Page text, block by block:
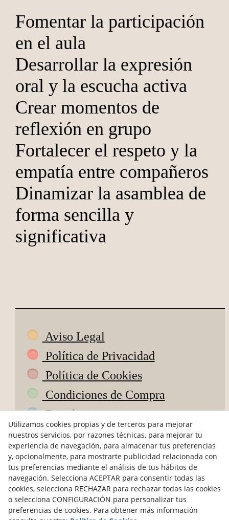
Fomentar la participación
en el aula
Desarrollar la expresión
oral y la escucha activa
Crear momentos de
reflexión en grupo
Fortalecer el respeto y la
empatía entre compañeros
Dinamizar la asamblea de
forma sencilla y
significativa
Aviso Legal
Política de Privacidad
Política de Cookies
Condiciones de Compra
Devoluciones
ODR
hola@petitsdepoble.com
@petits_de_poble
Pagos seguros
Utilizamos cookies propias y de terceros para mejorar
nuestros servicios, por razones técnicas, para mejorar tu
experiencia de navegación, para almacenar tus preferencias
y, opcionalmente, para mostrarte publicidad relacionada con
tus preferencias mediante el análisis de tus hábitos de
navegación. Selecciona ACEPTAR para consentir todas las
cookies, selecciona RECHAZAR para rechazar todas las cookies
o selecciona CONFIGURACIÓN para personalizar tus
preferencias de cookies. Para obtener más información